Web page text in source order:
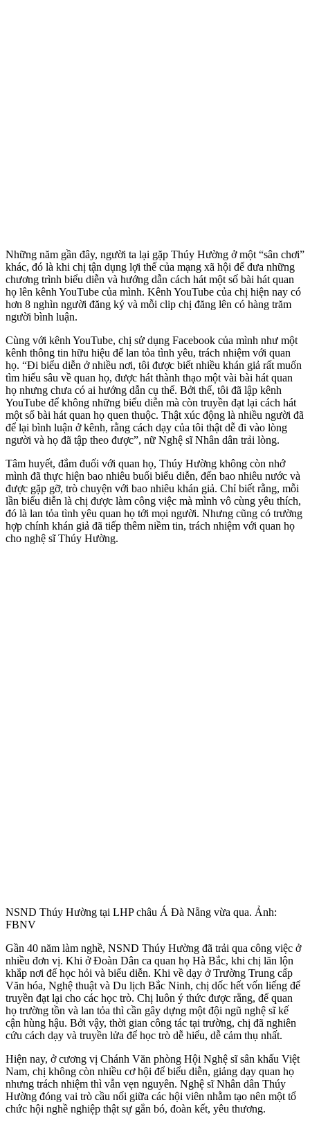
Những năm gần đây, người ta lại gặp Thúy Hường ở một “sân chơi”
khác, đó là khi chị tận dụng lợi thế của mạng xã hội để đưa những
chương trình biểu diễn và hướng dẫn cách hát một số bài hát quan
họ lên kênh YouTube của mình. Kênh YouTube của chị hiện nay có
hơn 8 nghìn người đăng ký và mỗi clip chị đăng lên có hàng trăm
người bình luận.
Cùng với kênh YouTube, chị sử dụng Facebook của mình như một
kênh thông tin hữu hiệu để lan tỏa tình yêu, trách nhiệm với quan
họ. “Đi biểu diễn ở nhiều nơi, tôi được biết nhiều khán giả rất muốn
tìm hiểu sâu về quan họ, được hát thành thạo một vài bài hát quan
họ nhưng chưa có ai hướng dẫn cụ thể. Bởi thế, tôi đã lập kênh
YouTube để không những biểu diễn mà còn truyền đạt lại cách hát
một số bài hát quan họ quen thuộc. Thật xúc động là nhiều người đã
để lại bình luận ở kênh, rằng cách dạy của tôi thật dễ đi vào lòng
người và họ đã tập theo được”, nữ Nghệ sĩ Nhân dân trải lòng.
Tâm huyết, đắm đuối với quan họ, Thúy Hường không còn nhớ
mình đã thực hiện bao nhiêu buổi biểu diễn, đến bao nhiêu nước và
được gặp gỡ, trò chuyện với bao nhiêu khán giả. Chỉ biết rằng, mỗi
lần biểu diễn là chị được làm công việc mà mình vô cùng yêu thích,
đó là lan tỏa tình yêu quan họ tới mọi người. Nhưng cũng có trường
hợp chính khán giả đã tiếp thêm niềm tin, trách nhiệm với quan họ
cho nghệ sĩ Thúy Hường.
NSND Thúy Hường tại LHP châu Á Đà Nẵng vừa qua. Ảnh:
FBNV
Gần 40 năm làm nghề, NSND Thúy Hường đã trải qua công việc ở
nhiều đơn vị. Khi ở Đoàn Dân ca quan họ Hà Bắc, khi chị lăn lộn
khắp nơi để học hỏi và biểu diễn. Khi về dạy ở Trường Trung cấp
Văn hóa, Nghệ thuật và Du lịch Bắc Ninh, chị dốc hết vốn liếng để
truyền đạt lại cho các học trò. Chị luôn ý thức được rằng, để quan
họ trường tồn và lan tỏa thì cần gây dựng một đội ngũ nghệ sĩ kế
cận hùng hậu. Bởi vậy, thời gian công tác tại trường, chị đã nghiên
cứu cách dạy và truyền lửa để học trò dễ hiểu, dễ cảm thụ nhất.
Hiện nay, ở cương vị Chánh Văn phòng Hội Nghệ sĩ sân khấu Việt
Nam, chị không còn nhiều cơ hội để biểu diễn, giảng dạy quan họ
nhưng trách nhiệm thì vẫn vẹn nguyên. Nghệ sĩ Nhân dân Thúy
Hường đóng vai trò cầu nối giữa các hội viên nhằm tạo nên một tổ
chức hội nghề nghiệp thật sự gắn bó, đoàn kết, yêu thương.